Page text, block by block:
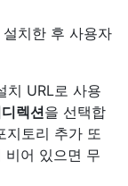
치한 후 사용자
치 URL로 사용
렉션을 선택합
지토리 추가 또
비어 있으면 무